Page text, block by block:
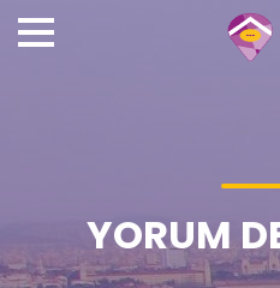
YORUM